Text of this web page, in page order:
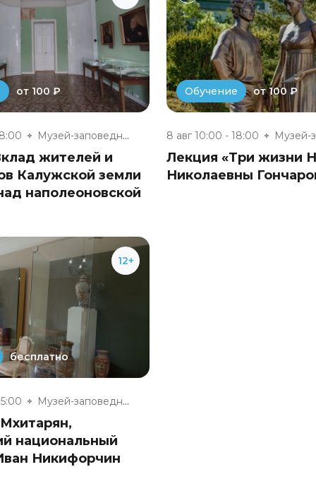
от 100 ₽
Музей-заповедник «Полотняный З...
жителей и
Калужской земли
наполеоновской
Обучение от 100 ₽
8 авг 10:00 - 18:00
Лекция «Три жизни
Николаевны
12+
бесплатно
Музей-заповедник «Полотняный З...
национальный
Никифорчин